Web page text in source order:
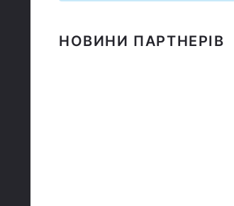
НОВИНИ ПАРТНЕРІВ